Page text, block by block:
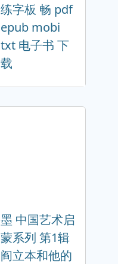
练字板 畅 pdf
epub mobi
txt 电子书 下
载
墨 中国艺术启
蒙系列 第1辑
阎立本和他的